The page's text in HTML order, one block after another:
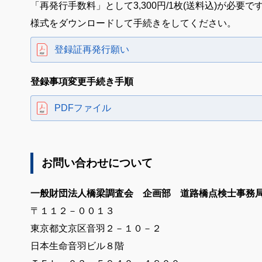
「再発行手数料」として3,300円/1枚(送料込)が必要で
様式をダウンロードして手続きをしてください。
登録証再発行願い
登録事項変更手続き手順
PDFファイル
お問い合わせについて
一般財団法人橋梁調査会 企画部 道路橋点検士事務
〒１１２－００１３
東京都文京区音羽２－１０－２
日本生命音羽ビル８階